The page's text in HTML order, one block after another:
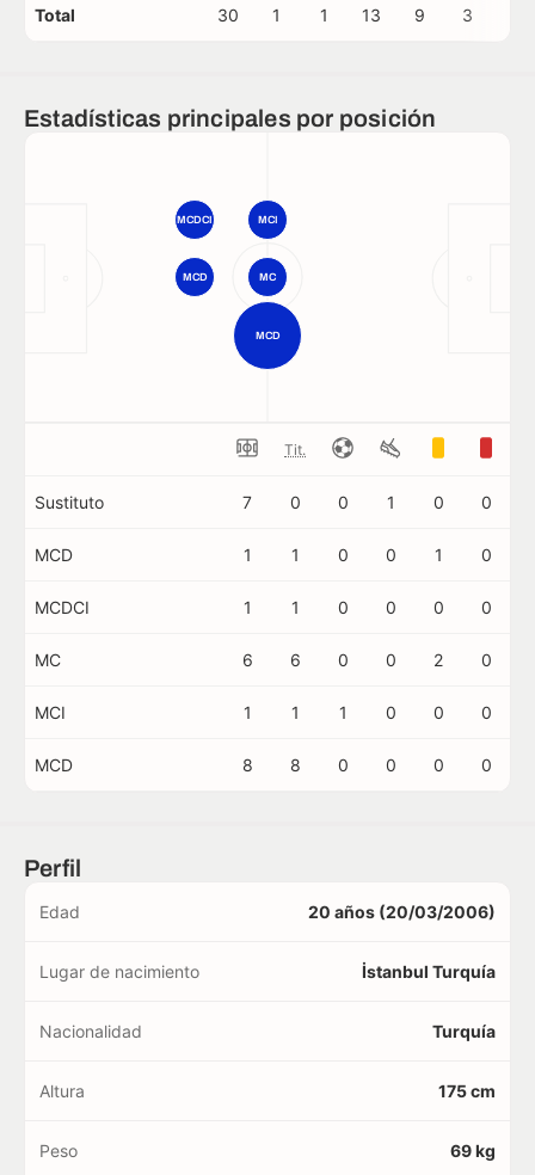
Total 30 1 1 13 9 3
Estadísticas principales por posición
MCD
MC
MCD
MCDCI MCI
Tit.
Sustituto 7 0 0 1 0 0
MCD 1 1 0 0 1 0
MCDCI 1 1 0 0 0 0
MC 6 6 0 0 2 0
MCI 1 1 1 0 0 0
MCD 8 8 0 0 0 0
Perfil
Edad 20 años (20/03/2006)
Lugar de nacimiento İstanbul Turquía
Nacionalidad Turquía
Altura 175 cm
Peso 69 kg